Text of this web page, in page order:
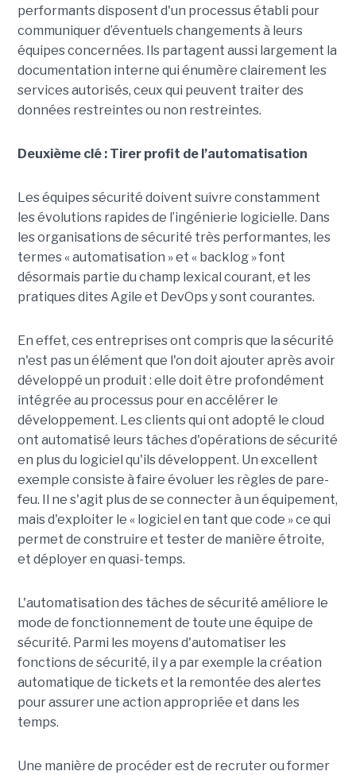
performants disposent d'un processus établi pour
communiquer d’éventuels changements à leurs
équipes concernées. Ils partagent aussi largement la
documentation interne qui énumère clairement les
services autorisés, ceux qui peuvent traiter des
données restreintes ou non restreintes.
Deuxième clé : Tirer profit de l’automatisation
Les équipes sécurité doivent suivre constamment
les évolutions rapides de l’ingénierie logicielle. Dans
les organisations de sécurité très performantes, les
termes « automatisation » et « backlog » font
désormais partie du champ lexical courant, et les
pratiques dites Agile et DevOps y sont courantes.
En effet, ces entreprises ont compris que la sécurité
n'est pas un élément que l'on doit ajouter après avoir
développé un produit : elle doit être profondément
intégrée au processus pour en accélérer le
développement. Les clients qui ont adopté le cloud
ont automatisé leurs tâches d'opérations de sécurité
en plus du logiciel qu'ils développent. Un excellent
exemple consiste à faire évoluer les règles de pare-
feu. Il ne s'agit plus de se connecter à un équipement,
mais d'exploiter le « logiciel en tant que code » ce qui
permet de construire et tester de manière étroite,
et déployer en quasi-temps.
L'automatisation des tâches de sécurité améliore le
mode de fonctionnement de toute une équipe de
sécurité. Parmi les moyens d'automatiser les
fonctions de sécurité, il y a par exemple la création
automatique de tickets et la remontée des alertes
pour assurer une action appropriée et dans les
temps.
Une manière de procéder est de recruter ou former